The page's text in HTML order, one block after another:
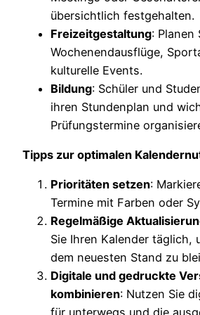
übersichtlich festgehalten.
Freizeitgestaltung: Planen
Wochenendausflüge,
kulturelle Events.
Bildung: Schüler und
ihren Stundenplan und
Prüfungstermine
Tipps zur optimalen
Prioritäten setzen:
Termine mit Farben oder
Regelmäßige
Sie Ihren Kalender täglich,
dem neuesten Stand zu
Digitale und gedruckte
kombinieren: Nutzen Sie